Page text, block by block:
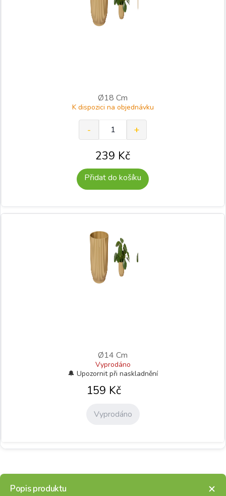
Ø18 Cm
K dispozici na objednávku
239 Kč
Přidat do košíku
Ø14 Cm
Vyprodáno
159 Kč
Vyprodáno
Popis produktu